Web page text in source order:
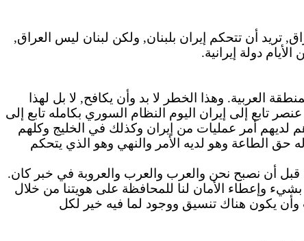
أن تتحكم إيران بلبنان, ولكن لبنان ليس العراق,
دولة إيرانية.
العربية. وهذا الخطر لا بد وأن يكافح, لا بل لهذا
تابع إلى إيران اليوم النظام السوري بكامله تابع إلى
هم لديهم أمر عمليات من إيران وكذلك في الخليج وكلهم
الطاعة وهو لديه الأمر والنهي وهو الذي يتحكم
قبل أن نصبح نحن والعرب والعرب والعروبة في خبر كان.
وإعطاء الأمان لنا للمحافظة على هويتنا من خلال
وأن يكون هناك تنسيق ووجود لما فيه خير لكل